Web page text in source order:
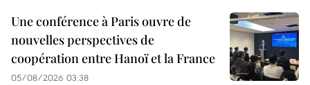
Une conférence à Paris ouvre de
nouvelles perspectives de
coopération entre Hanoï et la France
05/08/2026 03:38